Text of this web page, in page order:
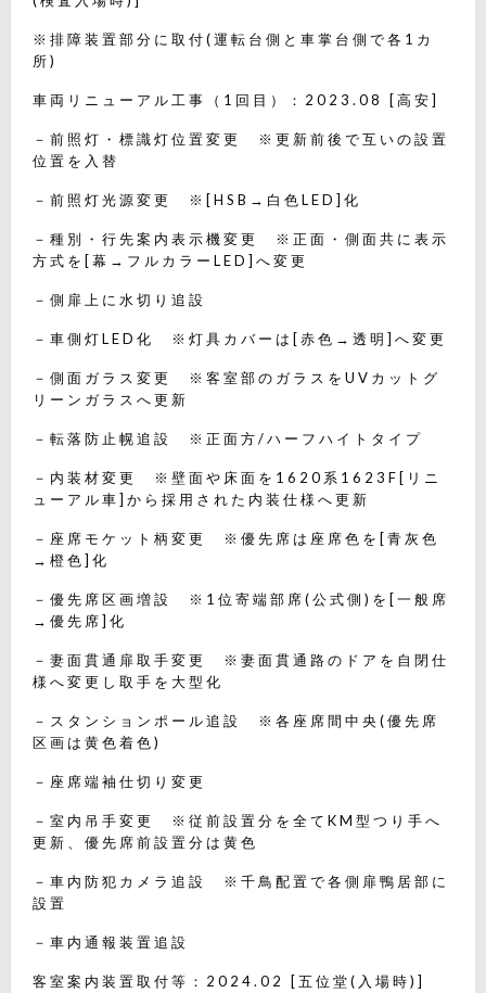
※排障装置部分に取付(運転台側と車掌台側で各1カ
所)
車両リニューアル工事（1回目）：2023.08 [高安]
－前照灯・標識灯位置変更 ※更新前後で互いの設置
位置を入替
－前照灯光源変更 ※[HSB→白色LED]化
－種別・行先案内表示機変更 ※正面・側面共に表示
方式を[幕→フルカラーLED]へ変更
－側扉上に水切り追設
－車側灯LED化 ※灯具カバーは[赤色→透明]へ変更
－側面ガラス変更 ※客室部のガラスをUVカットグ
リーンガラスへ更新
－転落防止幌追設 ※正面方/ハーフハイトタイプ
－内装材変更 ※壁面や床面を1620系1623F[リニ
ューアル車]から採用された内装仕様へ更新
－座席モケット柄変更 ※優先席は座席色を[青灰色
→橙色]化
－優先席区画増設 ※1位寄端部席(公式側)を[一般席
→優先席]化
－妻面貫通扉取手変更 ※妻面貫通路のドアを自閉仕
様へ変更し取手を大型化
－スタンションポール追設 ※各座席間中央(優先席
区画は黄色着色)
－座席端袖仕切り変更
－室内吊手変更 ※従前設置分を全てKM型つり手へ
更新、優先席前設置分は黄色
－車内防犯カメラ追設 ※千鳥配置で各側扉鴨居部に
設置
－車内通報装置追設
客室案内装置取付等：2024.02 [五位堂(入場時)]